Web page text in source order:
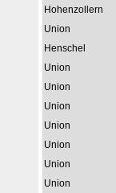
Hohenzollern
Union
Henschel
Union
Union
Union
Union
Union
Union
Union